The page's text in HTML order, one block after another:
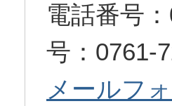
電話番号
号：0761-
メールフ